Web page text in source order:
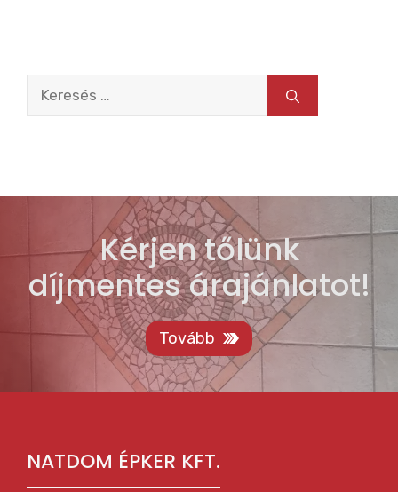
Keresés:
Kérjen tőlünk
díjmentes árajánlatot!
Tovább
NATDOM ÉPKER KFT.